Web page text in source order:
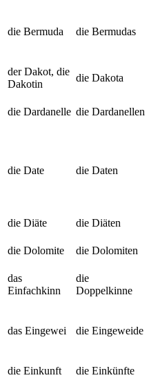
die Bermuda die Bermudas
der Dakot, die
Dakotin
die Dakota
die Dardanelle die Dardanellen
die Date die Daten
die Diäte
die Diäten
die Dolomite
die Dolomiten
das
Einfachkinn
die
Doppelkinne
das Eingewei die Eingeweide
die Einkunft
die Einkünfte